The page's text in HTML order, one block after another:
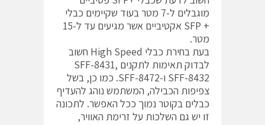
מוגבלים ל-7 מטר בעוד שקיימים כבלי
+ SFP אקטיביים אשר מגיעים עד ל-15
מטר.
בעת בחירת כבלי High Speed חשוב
לבדוק תאימות לתקנים SFF-8431,
SFF-8432 ו-SFF-8472. כמו כן, בשל
צפיפות הכבילה, המשתמש נוהג להעדיף
כבלים בקוטר נמוך ככל האפשר. לתכונה
זו יש גם השלכות על זרימת האוויר,